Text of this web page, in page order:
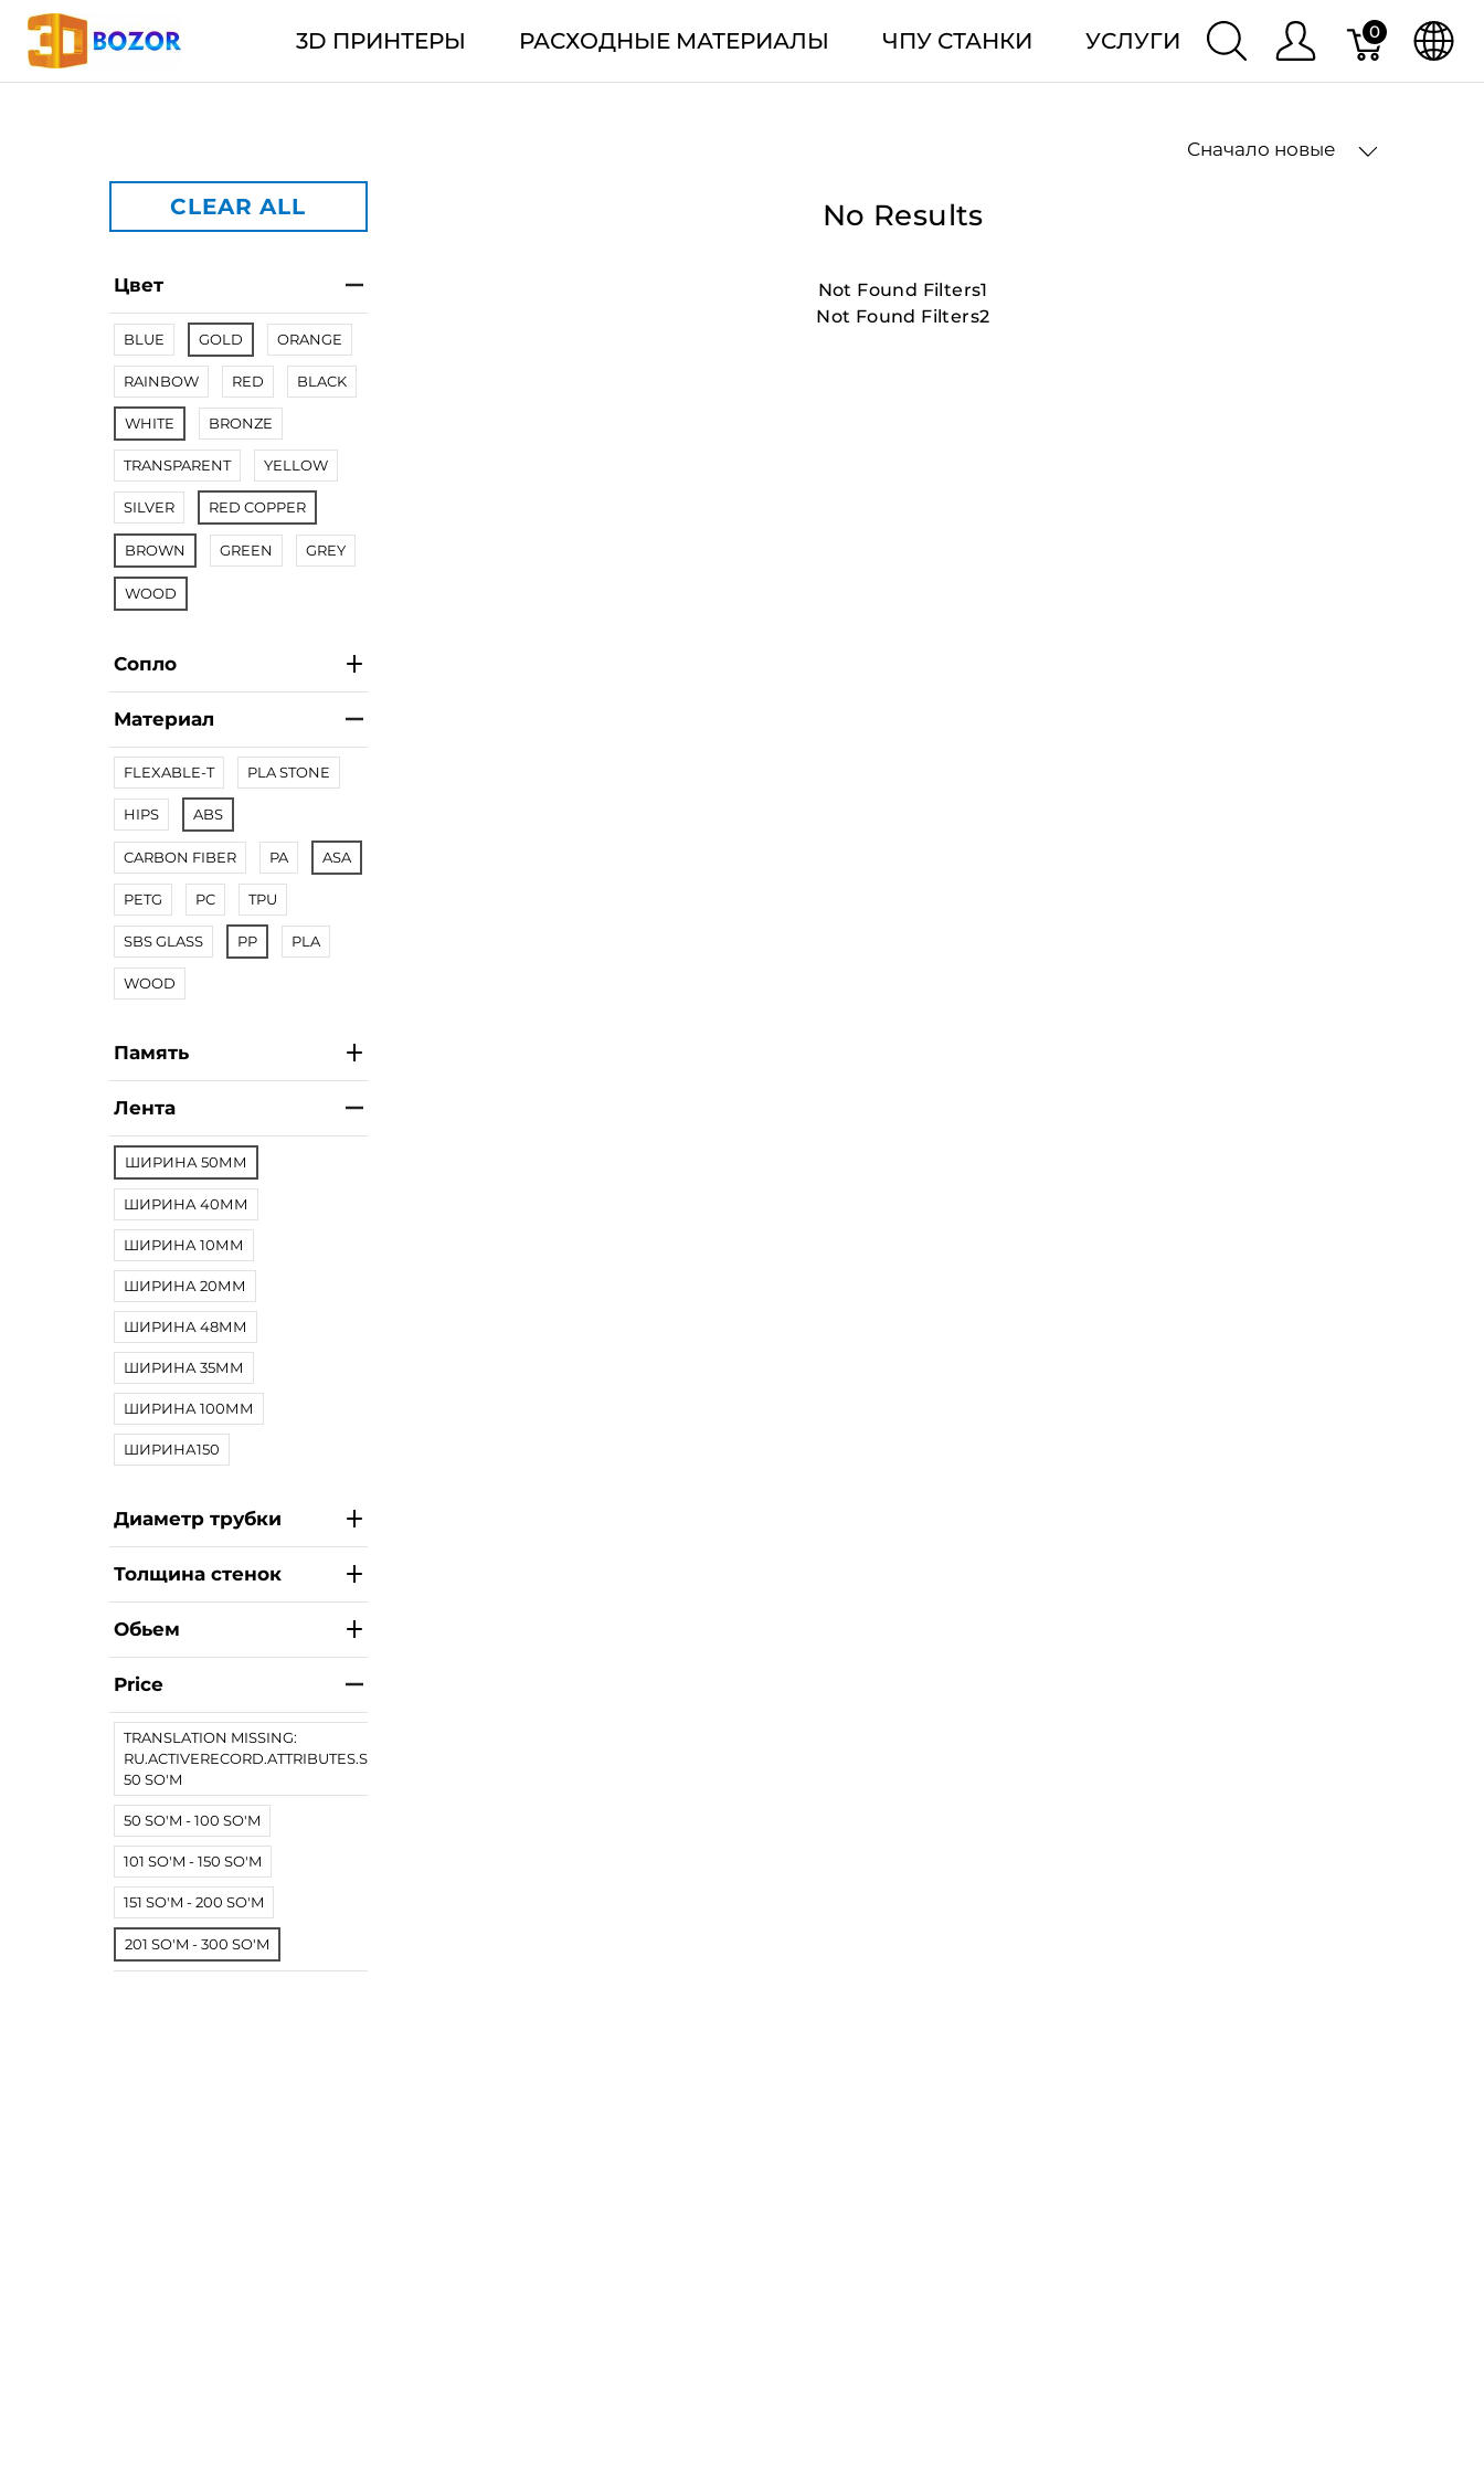
3D ПРИНТЕРЫ РАСХОДНЫЕ МАТЕРИАЛЫ ЧПУ СТАНКИ УСЛУГИ 0
Сначало новые
CLEAR ALL
Цвет
BLUE GOLD ORANGE
RAINBOW RED BLACK
WHITE BRONZE
TRANSPARENT YELLOW
SILVER RED COPPER
BROWN GREEN GREY
WOOD
Сопло
Материал
FLEXABLE-T PLA STONE
HIPS ABS
CARBON FIBER PA ASA
PETG PC TPU
SBS GLASS PP PLA
WOOD
Память
Лента
ШИРИНА 50ММ
ШИРИНА 40ММ
ШИРИНА 10ММ
ШИРИНА 20ММ
ШИРИНА 48ММ
ШИРИНА 35ММ
ШИРИНА 100ММ
ШИРИНА150
Диаметр трубки
Толщина стенок
Обьем
Price
TRANSLATION MISSING:
RU.ACTIVERECORD.ATTRIBUTES.SPREE/PRODUCT.LESS_THAN
50 SO'M
50 SO'M - 100 SO'M
101 SO'M - 150 SO'M
151 SO'M - 200 SO'M
201 SO'M - 300 SO'M
No Results
Not Found Filters1
Not Found Filters2